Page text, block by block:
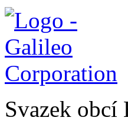
Svazek obcí